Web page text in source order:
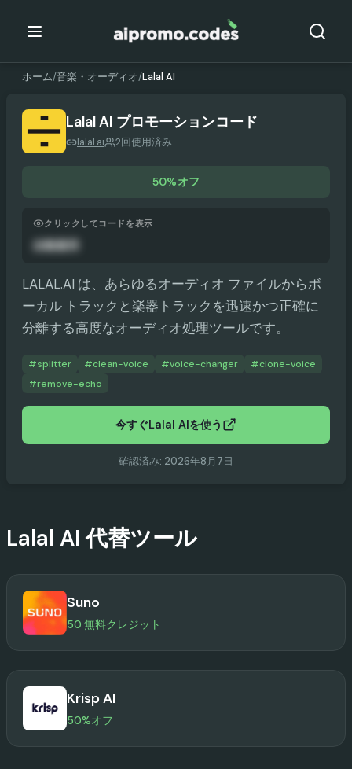
ホーム/音楽・オーディオ/Lalal AI
Lalal AI プロモーションコード
lalal.ai 2回使用済み
50%オフ
クリックしてコードを表示
自動適用
LALAL.AI は、あらゆるオーディオ ファイルからボ
ーカル トラックと楽器トラックを迅速かつ正確に
分離する高度なオーディオ処理ツールです。
#splitter #clean-voice #voice-changer #clone-voice
#remove-echo
今すぐLalal AIを使う
確認済み: 2026年8月7日
Lalal AI 代替ツール
Suno
50 無料クレジット
Krisp AI
50%オフ